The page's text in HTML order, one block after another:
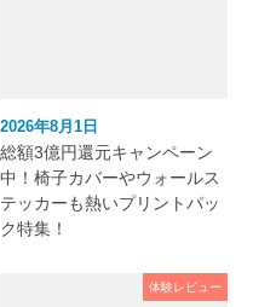
2026年8月1日
総額3億円還元キャンペーン
中！椅子カバーやウォールス
テッカーも熱いプリントパッ
ク特集！
体験レビュー